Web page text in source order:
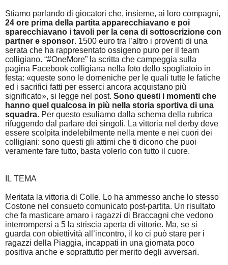
Stiamo parlando di giocatori che, insieme, ai loro compagni,
24 ore prima della partita apparecchiavano e poi
sparecchiavano i tavoli per la cena di sottoscrizione con
partner e sponsor. 1500 euro tra l’altro i proventi di una
serata che ha rappresentato ossigeno puro per il team
colligiano. “#OneMore” la scritta che campeggia sulla
pagina Facebook colligiana nella foto dello spogliatoio in
festa: «queste sono le domeniche per le quali tutte le fatiche
ed i sacrifici fatti per esserci ancora acquistano più
significato», si legge nel post. Sono questi i momenti che
hanno quel qualcosa in più nella storia sportiva di una
squadra. Per questo esuliamo dalla schema della rubrica
rifuggendo dal parlare dei singoli. La vittoria nel derby deve
essere scolpita indelebilmente nella mente e nei cuori dei
colligiani: sono questi gli attimi che ti dicono che puoi
veramente fare tutto, basta volerlo con tutto il cuore.
IL TEMA
Meritata la vittoria di Colle. Lo ha ammesso anche lo stesso
Costone nel consueto comunicato post-partita. Un risultato
che fa masticare amaro i ragazzi di Braccagni che vedono
interrompersi a 5 la striscia aperta di vittorie. Ma, se si
guarda con obiettività all’incontro, il ko ci può stare per i
ragazzi della Piaggia, incappati in una giornata poco
positiva anche e soprattutto per merito degli avversari.